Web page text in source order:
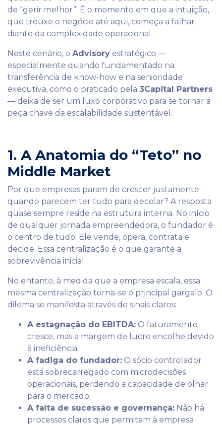
de “gerir melhor”. É o momento em que a intuição,
que trouxe o negócio até aqui, começa a falhar
diante da complexidade operacional.
Neste cenário, o Advisory estratégico —
especialmente quando fundamentado na
transferência de know-how e na senioridade
executiva, como o praticado pela 3Capital Partners
— deixa de ser um luxo corporativo para se tornar a
peça chave da escalabilidade sustentável.
1. A Anatomia do “Teto” no
Middle Market
Por que empresas param de crescer justamente
quando parecem ter tudo para decolar? A resposta
quase sempre reside na estrutura interna. No início
de qualquer jornada empreendedora, o fundador é
o centro de tudo. Ele vende, opera, contrata e
decide. Essa centralização é o que garante a
sobrevivência inicial.
No entanto, à medida que a empresa escala, essa
mesma centralização torna-se o principal gargalo. O
dilema se manifesta através de sinais claros:
A estagnação do EBITDA: O faturamento
cresce, mas a margem de lucro encolhe devido
à ineficiência.
A fadiga do fundador: O sócio controlador
está sobrecarregado com microdecisões
operacionais, perdendo a capacidade de olhar
para o mercado.
A falta de sucessão e governança: Não há
processos claros que permitam à empresa